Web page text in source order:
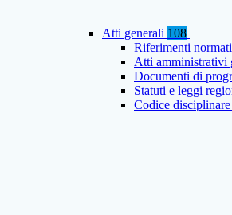
Atti generali 108
Riferimenti
Atti amministrativi
Documenti di
Statuti e leggi
Codice